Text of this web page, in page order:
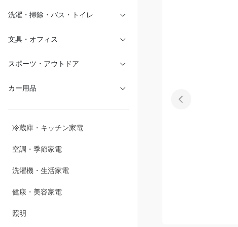
カー用品
冷蔵庫・キッチン家電
空調・季節家電
洗濯機・生活家電
健康・美容家電